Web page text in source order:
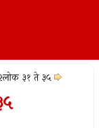
३१ ते ३५